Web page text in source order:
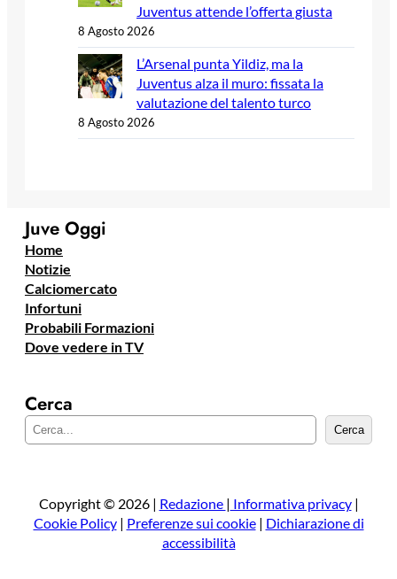
Juventus attende l’offerta giusta
8 Agosto 2026
L’Arsenal punta Yildiz, ma la
Juventus alza il muro: fissata la
valutazione del talento turco
8 Agosto 2026
Juve Oggi
Home
Notizie
Calciomercato
Infortuni
Probabili Formazioni
Dove vedere in TV
Cerca
e
a
Cerca
Copyright © 2026 | Redazione | Informativa privacy|
Cookie Policy| Preferenze sui cookie| Dichiarazione di
accessibilità